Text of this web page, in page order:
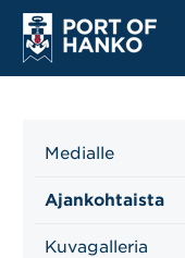
Medialle
Ajankohtaista
Kuvagalleria